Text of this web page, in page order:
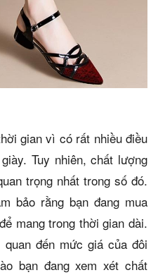
gian vì có rất nhiều điều
Tuy nhiên, chất lượng
trọng nhất trong số đó.
bảo rằng bạn đang mua
mang trong thời gian dài.
đến mức giá của đôi
bạn đang xem xét chất